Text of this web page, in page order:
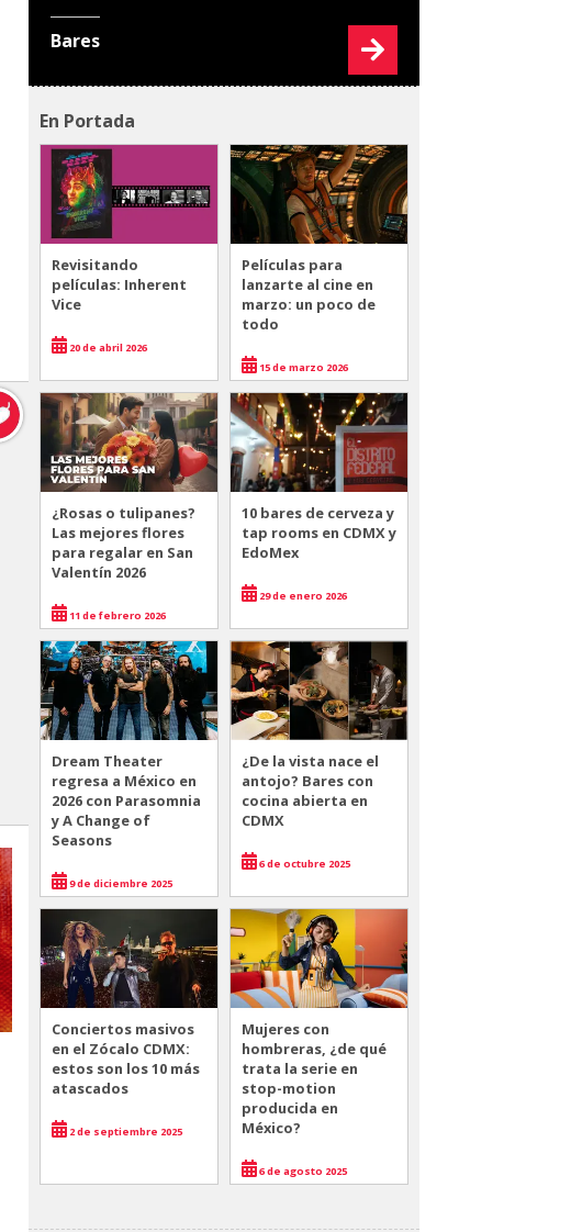
Bares
En Portada
Revisitando
películas: Inherent
Vice
20 de abril 2026
Películas para
lanzarte al cine en
marzo: un poco de
todo
15 de marzo 2026
¿Rosas o tulipanes?
Las mejores flores
para regalar en San
Valentín 2026
11 de febrero 2026
10 bares de cerveza y
tap rooms en CDMX y
EdoMex
29 de enero 2026
Dream Theater
regresa a México en
2026 con Parasomnia
y A Change of
Seasons
9 de diciembre 2025
¿De la vista nace el
antojo? Bares con
cocina abierta en
CDMX
6 de octubre 2025
Conciertos masivos
en el Zócalo CDMX:
estos son los 10 más
atascados
2 de septiembre 2025
Mujeres con
hombreras, ¿de qué
trata la serie en
stop-motion
producida en
México?
6 de agosto 2025